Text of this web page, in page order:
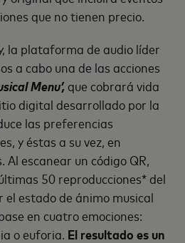
que no tienen precio.
la plataforma de audio líder
a cabo una de las acciones
Menu’,que cobrará vida
digital desarrollado por la
las preferencias
y éstas a su vez, en
Al escanear un código QR,
50 reproducciones* del
estado de ánimo musical
en cuatro emociones:
o euforia. El resultado es un